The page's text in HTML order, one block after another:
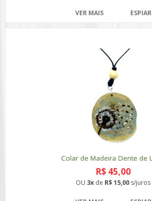
VER MAIS ESPIAR
Colar de Madeira Dente de
R$ 45,00
OU 3x de R$ 15,00 s/juros